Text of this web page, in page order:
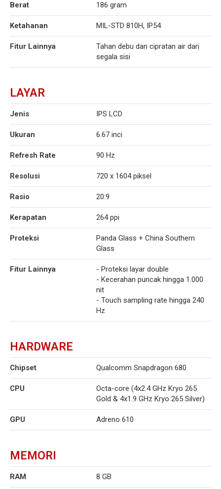
Berat 186 gram
Ketahanan MIL-STD 810H, IP54
Fitur Lainnya
Tahan debu dan cipratan air dari
segala sisi
LAYAR
Jenis IPS LCD
Ukuran 6.67 inci
Refresh Rate 90 Hz
Resolusi 720 x 1604 piksel
Rasio 20:9
Kerapatan 264 ppi
Proteksi
Panda Glass + China Southern
Glass
Fitur Lainnya
- Proteksi layar double
- Kecerahan puncak hingga 1.000
nit
- Touch sampling rate hingga 240
Hz
HARDWARE
Chipset Qualcomm Snapdragon 680
CPU
Octa-core (4x2.4 GHz Kryo 265
Gold & 4x1.9 GHz Kryo 265 Silver)
GPU Adreno 610
MEMORI
RAM 8 GB